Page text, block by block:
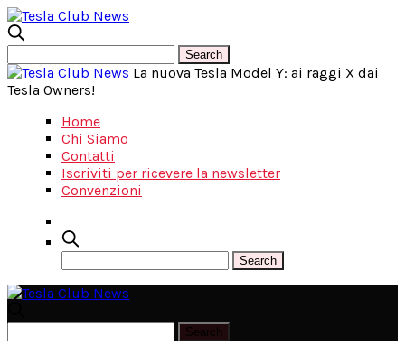
La nuova Tesla Model Y: ai raggi X dai
Tesla Owners!
Home
Chi Siamo
Contatti
Iscriviti per ricevere la newsletter
Convenzioni